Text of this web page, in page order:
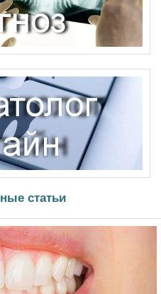
статьи